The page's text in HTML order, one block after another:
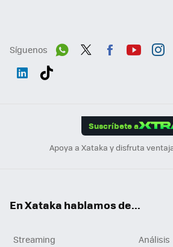
Síguenos
Suscríbete a
Apoya a Xataka y disfruta
En Xataka hablamos de...
Streaming
Análisis